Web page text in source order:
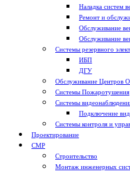
Наладка систем
Ремонт и
Обслуживание
Обслуживание
Системы резервного
ИБП
ДГУ
Обслуживание Центров
Системы Пожаротушения
Системы
Подключение
Системы контроля и
Проектирование
СМР
Строительство
Монтаж инженерных